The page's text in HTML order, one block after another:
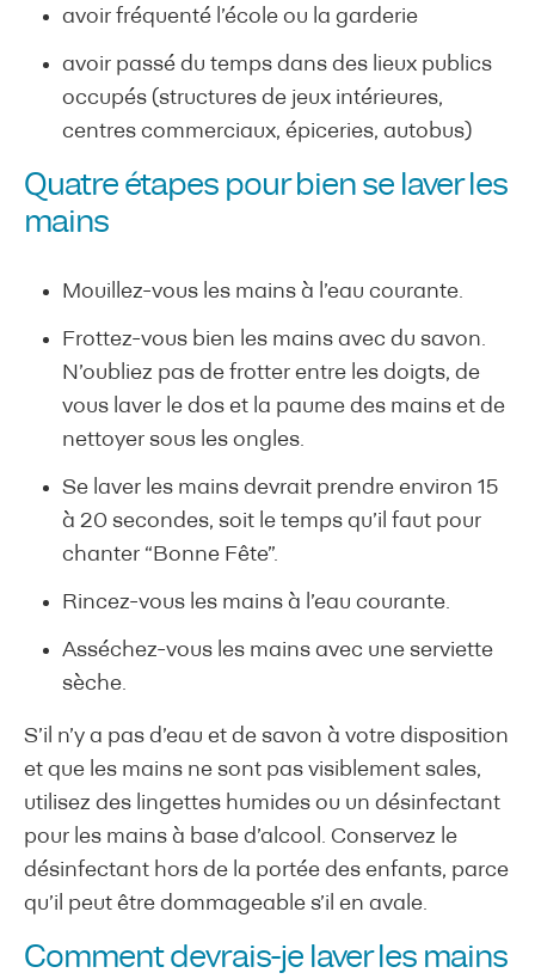
avoir fréquenté l’école ou la garderie
avoir passé du temps dans des lieux publics
occupés (structures de jeux intérieures,
centres commerciaux, épiceries, autobus)
Quatre étapes pour bien se laver les
mains
Mouillez-vous les mains à l’eau courante.
Frottez-vous bien les mains avec du savon.
N’oubliez pas de frotter entre les doigts, de
vous laver le dos et la paume des mains et de
nettoyer sous les ongles.
Se laver les mains devrait prendre environ 15
à 20 secondes, soit le temps qu’il faut pour
chanter “Bonne Fête”.
Rincez-vous les mains à l’eau courante.
Asséchez-vous les mains avec une serviette
sèche.
S’il n’y a pas d’eau et de savon à votre disposition
et que les mains ne sont pas visiblement sales,
utilisez des lingettes humides ou un désinfectant
pour les mains à base d’alcool. Conservez le
désinfectant hors de la portée des enfants, parce
qu’il peut être dommageable s’il en avale.
Comment devrais-je laver les mains